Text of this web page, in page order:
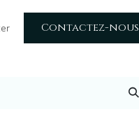
Contactez-nous